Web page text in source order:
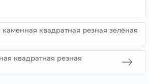
квадратная резная зелёная
квадратная резная